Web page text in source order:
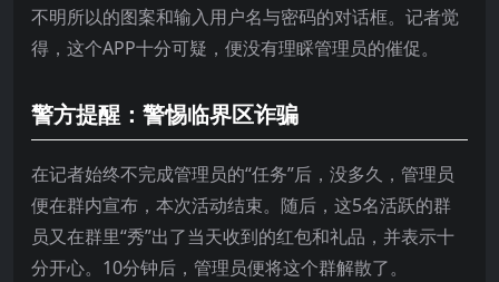
不明所以的图案和输入用户名与密码的对话框。记者觉
得，这个APP十分可疑，便没有理睬管理员的催促。
警方提醒：警惕临界区诈骗
在记者始终不完成管理员的“任务”后，没多久，管理员
便在群内宣布，本次活动结束。随后，这5名活跃的群
员又在群里“秀”出了当天收到的红包和礼品，并表示十
分开心。10分钟后，管理员便将这个群解散了。